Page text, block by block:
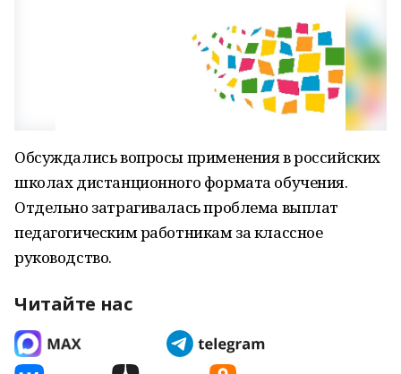
Обсуждались вопросы применения в российских
школах дистанционного формата обучения.
Отдельно затрагивалась проблема выплат
педагогическим работникам за классное
руководство.
Читайте нас